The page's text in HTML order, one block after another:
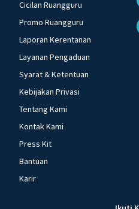
Cicilan Ruangguru
Promo Ruangguru
Laporan Kerentanan
Layanan Pengaduan
Syarat & Ketentuan
Kebijakan Privasi
Tentang Kami
Kontak Kami
Press Kit
Bantuan
Karir